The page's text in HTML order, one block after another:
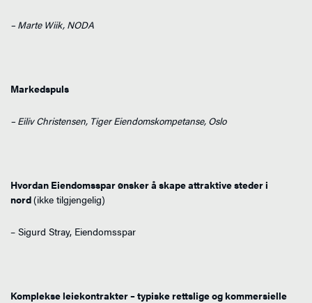
– Marte Wiik, NODA
Markedspuls
– Eiliv Christensen, Tiger Eiendomskompetanse, Oslo
Hvordan Eiendomsspar ønsker å skape attraktive steder i
nord(ikke tilgjengelig)
– Sigurd Stray, Eiendomsspar
Komplekse leiekontrakter – typiske rettslige og kommersielle